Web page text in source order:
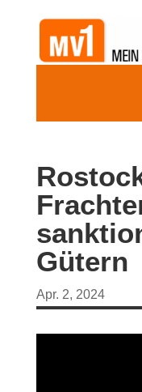
Gütern
Apr. 2, 2024